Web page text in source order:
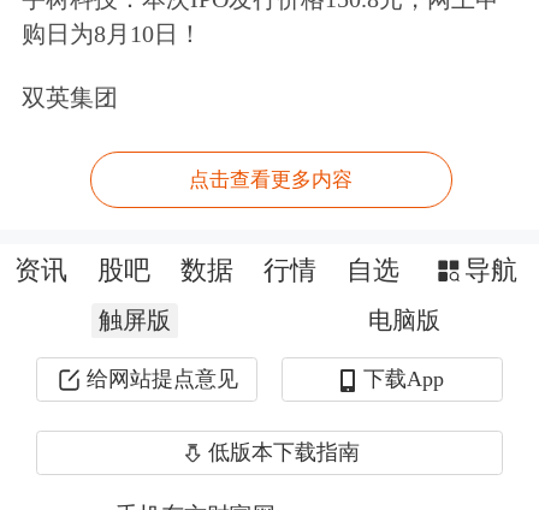
营业。
中国基金报记者查询北京地区美团闪购
后发现，一家名为“茅台酱香·万家共
享”的商家在售茅台多个系列产品。店
铺显示配送方式为美团专送，平均配送
时间仅在25分钟以内。
购日为8月10日！
双英集团
点击查看更多内容
资讯 股吧 数据 行情 自选 导航
触屏版 电脑版
给网站提点意见 下载App
低版本下载指南